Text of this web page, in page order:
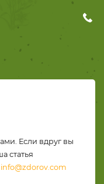
Если вдруг вы
статья
info@zdorov.com